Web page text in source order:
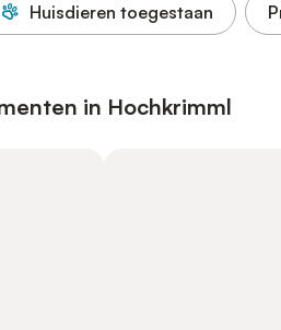
Huisdieren toegestaan
in Hochkrimml